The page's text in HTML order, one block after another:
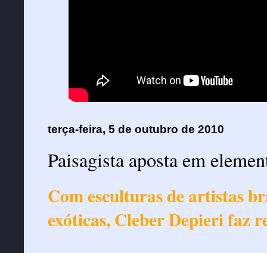
terça-feira, 5 de outubro de 2010
Paisagista aposta em
Com esculturas de artistas
exóticas, Cleber Depieri faz